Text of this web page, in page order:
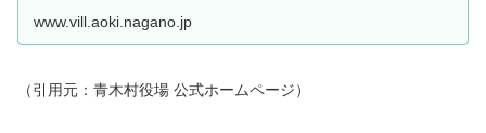
www.vill.aoki.nagano.jp
（引用元：青木村役場 公式ホームページ）